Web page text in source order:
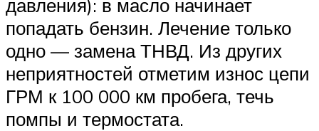
давления): в масло начинает
попадать бензин. Лечение только
одно — замена ТНВД. Из других
неприятностей отметим износ цепи
ГРМ к 100 000 км пробега, течь
помпы и термостата.